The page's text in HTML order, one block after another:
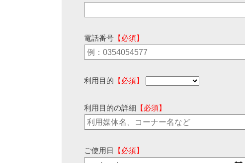
電話番号 【必須】
利用目的 【必須】
利用目的の詳細 【必須】
ご使用日 【必須】